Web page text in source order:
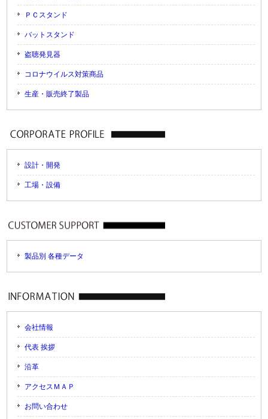
ＰＣスタンド
バットスタンド
盗聴発見器
コロナウイルス対策商品
生産・販売終了製品
設計・開発
工場・設備
製品別 各種データ
会社情報
代表 挨拶
沿革
アクセスＭＡＰ
お問い合わせ